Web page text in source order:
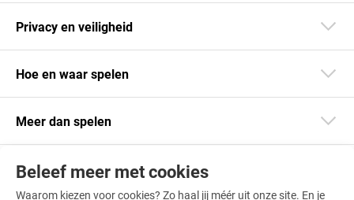
Beleef meer met cookies
Waarom kiezen voor cookies? Zo haal jij méér uit onze site. En je
Privacy en veiligheid
Hoe en waar spelen
Meer dan spelen
Blijf op de hoogte